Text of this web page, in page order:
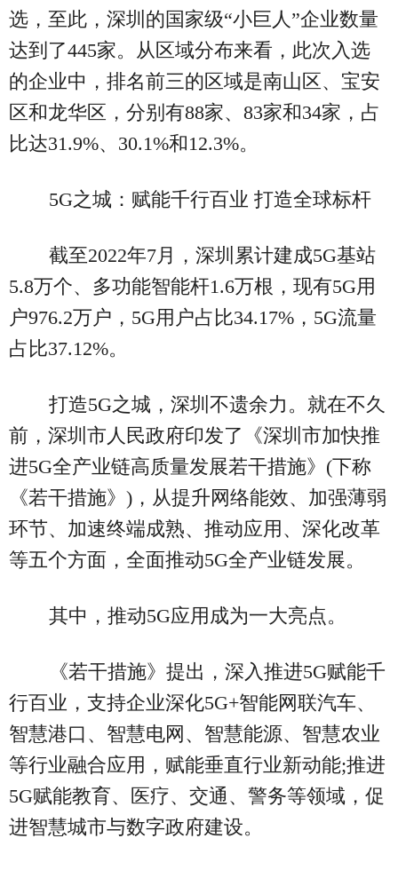
选，至此，深圳的国家级“小巨人”企业数量
达到了445家。从区域分布来看，此次入选
的企业中，排名前三的区域是南山区、宝安
区和龙华区，分别有88家、83家和34家，占
比达31.9%、30.1%和12.3%。
5G之城：赋能千行百业 打造全球标杆
截至2022年7月，深圳累计建成5G基站
5.8万个、多功能智能杆1.6万根，现有5G用
户976.2万户，5G用户占比34.17%，5G流量
占比37.12%。
打造5G之城，深圳不遗余力。就在不久
前，深圳市人民政府印发了《深圳市加快推
进5G全产业链高质量发展若干措施》(下称
《若干措施》)，从提升网络能效、加强薄弱
环节、加速终端成熟、推动应用、深化改革
等五个方面，全面推动5G全产业链发展。
其中，推动5G应用成为一大亮点。
《若干措施》提出，深入推进5G赋能千
行百业，支持企业深化5G+智能网联汽车、
智慧港口、智慧电网、智慧能源、智慧农业
等行业融合应用，赋能垂直行业新动能;推进
5G赋能教育、医疗、交通、警务等领域，促
进智慧城市与数字政府建设。